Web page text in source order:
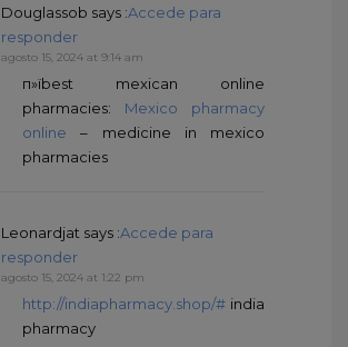
Douglassob says :Accede para
responder
agosto 15, 2024 at 9:14 am
п»їbest mexican online
pharmacies: Mexico pharmacy
online – medicine in mexico
pharmacies
Leonardjat says :Accede para
responder
agosto 15, 2024 at 1:22 pm
http://indiapharmacy.shop/# india
pharmacy